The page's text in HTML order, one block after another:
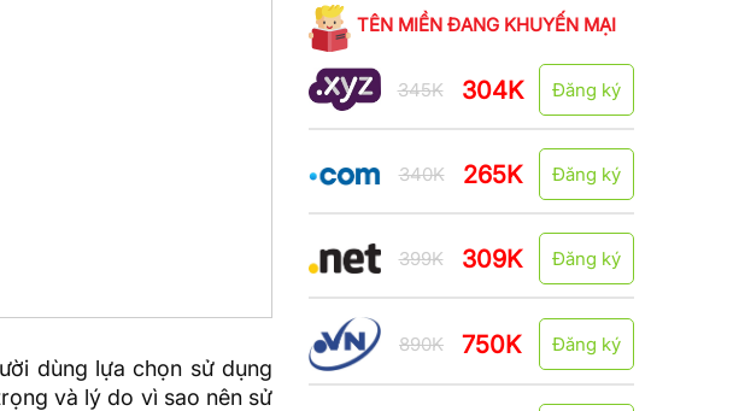
dùng lựa chọn sử dụng
và lý do vì sao nên sử
TÊN MIỀN ĐANG KHUYẾN MẠI
345K 304K Đăng ký
340K 265K Đăng ký
399K 309K Đăng ký
890K 750K Đăng ký